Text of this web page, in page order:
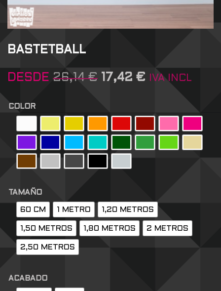
BASTETBALL
DESDE 26,14€ 17,42 € IVA INCL
COLOR
TAMAÑO
60 CM 1 METRO 1,20 METROS
1,50 METROS 1,80 METROS 2 METROS
2,50 METROS
ACABADO